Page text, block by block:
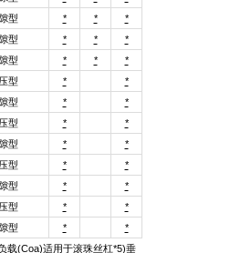
载(Coa)适用于滚珠丝杠*5)垂
型 * *
*
型 * *
*
型 * *
*
型 *
*
型 *
*
型 *
*
型 *
*
型 *
*
型 *
*
型 *
*
型 * *